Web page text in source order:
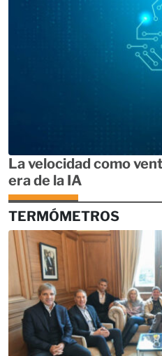
La velocidad como
era de la IA
TERMÓMETROS